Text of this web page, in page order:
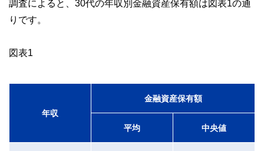
調査によると、30代の年収別金融資産保有額は図表1の通
りです。
図表1
年収
金融資産保有額
平均 中央値